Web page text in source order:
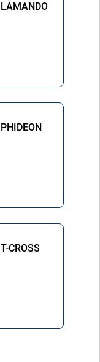
LAMANDO
PHIDEON
T-CROSS